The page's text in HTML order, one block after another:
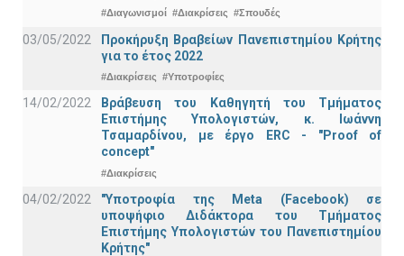
#Διαγωνισμοί #Διακρίσεις #Σπουδές
03/05/2022
Προκήρυξη Βραβείων Πανεπιστημίου Κρήτης
για το έτος 2022
#Διακρίσεις #Υποτροφίες
14/02/2022
Βράβευση του Καθηγητή του Τμήματος
Επιστήμης Υπολογιστών, κ. Ιωάννη
Τσαμαρδίνου, με έργο ERC - "Proof of
concept"
#Διακρίσεις
04/02/2022
"Υποτροφία της Meta (Facebook) σε
υποψήφιο Διδάκτορα του Τμήματος
Επιστήμης Υπολογιστών του Πανεπιστημίου
Κρήτης"